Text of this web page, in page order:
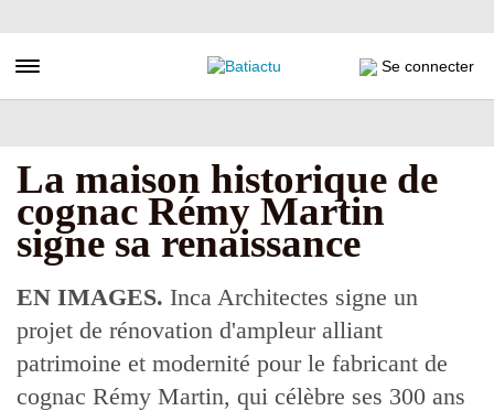
au
principal
Toggle navigation Se connecter
La maison historique de
cognac Rémy Martin
signe sa renaissance
EN IMAGES. Inca Architectes signe un
projet de rénovation d'ampleur alliant
patrimoine et modernité pour le fabricant de
cognac Rémy Martin, qui célèbre ses 300 ans